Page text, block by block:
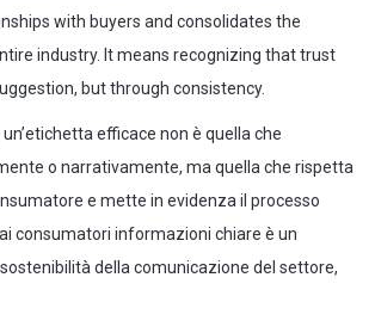
with buyers and consolidates the
industry. It means recognizing that trust
but through consistency.
efficace non è quella che
o narrativamente, ma quella che rispetta
e mette in evidenza il processo
consumatori informazioni chiare è un
della comunicazione del settore,